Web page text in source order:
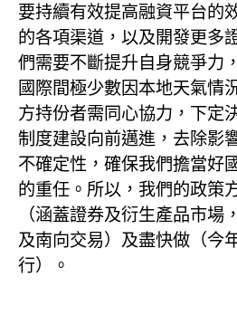
要持續有效提高融資平台的
的各項渠道，以及開發更多
們需要不斷提升自身競爭力
國際間極少數因本地天氣情
方持份者需同心協力，下定
制度建設向前邁進，去除影
不確定性，確保我們擔當好
的重任。所以，我們的政策
（涵蓋證券及衍生產品市場
及南向交易）及盡快做（今
行）。